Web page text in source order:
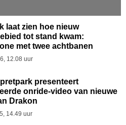
laat zien hoe nieuw
tot stand kwam:
met twee achtbanen
12.08 uur
presenteert
onride-video van nieuwe
Drakon
14.49 uur